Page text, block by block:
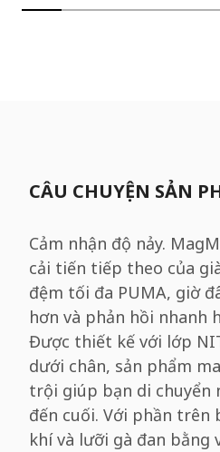
CÂU CHUYỆN SẢN
Cảm nhận độ nảy.
cải tiến tiếp theo của
đệm tối đa PUMA, giờ
hơn và phản hồi nhanh
Được thiết kế với lớp
dưới chân, sản phẩm
trội giúp bạn di chuyển
đến cuối. Với phần trên
khí và lưỡi gà đan bằng